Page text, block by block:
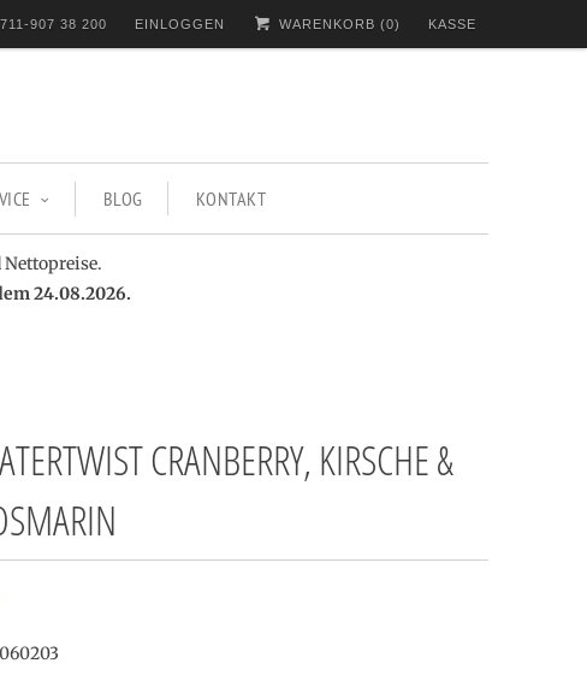
907 38 200 EINLOGGEN WARENKORB (0) KASSE
BLOG KONTAKT
24.08.2026.
CRANBERRY, KIRSCHE &